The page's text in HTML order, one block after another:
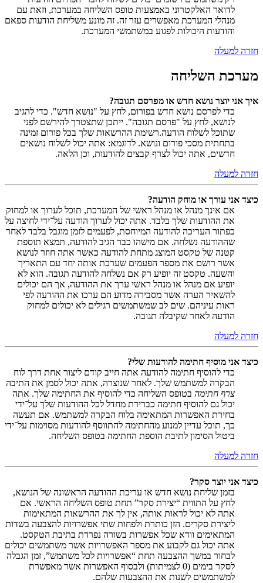
לדואר האלקטרוני באמצעות טופס השליחה במערכת, וזאת עם
מנהלי המערכת מאפשרים עזר זה. זה מונע משליחת הודעות ספאם
והודעות היכולות לפגוע במשתמשי המערכת.
חזרה למעלה
מערכת השליחה
איך אני יוצר נושא חדש או מפרסם תגובה?
כדי לפרסם נושא חדש בפורום, לחץ על "נושא חדש". כדי להגיב
לנושא, לחץ על "פרסם תגובה". ייתכן שתצטרך להירשם לפני
שתוכל לשלוח הודעה.רשימת ההרשאות שלך בכל פורום זמינה
בתחתית מסכי פורום ונושא. לדוגמא: אתה יכול לשלוח נושאים
חדשים, אתה יכול לצרף קבצים להודעות, וכן הלאה.
חזרה למעלה
כיצד אני עורך או מוחק הודעה?
אם אינך מנהל או מנהל ראשי של המערכת, תוכל לערוך או למחוק
את ההודעות שלך בלבד. אתה יכול לערוך הודעה על־ידי לחיצה על
כפתור העריכה להודעה המיוחסת, לפעמים לזמן מוגבל בלבד לאחר
שההודעה נשלחה. אם מישהו כבר הגיב להודעה, תמצא תוספת
קטנה של טקסט המוצג מתחת להודעה כאשר אתה חוזר לנושא
אשר רושם את מספר הפעמים שערכת אותה יחד עם התאריך
והשעה. טקסט זה יופיע רק אם נשלחה להודעה תגובה. הוא לא
יופיע אם מנהל או מנהל ראשי ערך את ההודעה, אך הם יכולים
להשאיר הערה אשר מסבירה מדוע הם ערכו את ההודעה לפי
ראות עיניהם. שים לב שמשתמשים רגילים לא יכולים למחוק
הודעה לאחר שקיבלה תגובה.
חזרה למעלה
כיצד אני מוסיף חתימה להודעות שלי?
כדי להוסיף חתימה להודעה אתה חייב קודם ליצור אחת דרך לוח
הבקרה למשתמש שלך. לאחר שנוצרה, אתה יכול לסמן את התיבה
צרף חתימה בטופס השליחה כדי להוסיף את החתימה שלך. אתה
יכול גם להוסיף חתימה כברירת מחדל לכל ההודעות שלך על־ידי
בחירת האפשרות המתאימה בלוח הבקרה למשתמש. אם תעשה
כך, תוכל עדיין למנוע מהחתימה להתווסף להודעות מסוימות על־ידי
ביטול הסימון לתיבת הוספת החתימה בטופס השליחה.
חזרה למעלה
כיצד אני יוצר סקר?
בזמן שליחת נושא חדש או עריכת ההודעה הראשונה של הנושא,
לחץ על התווית “יצירת סקר” תחת טופס השליחה הראשי. אם
אתה לא יכול לראות אותה, אין לך את ההרשאות המתאימות
ליצירת סקרים. הזן כותרת ולפחות שתי אפשרויות להצבעה בשדות
המתאימים וודא שכל אפשרות בשורה נפרדת בתיבת הטקסט.
אתה יכול גם לקבוע את מספר האפשרויות אשר משתמשים יכולים
לבחור במשך ההצבעה תחת “אפשרויות לכל משתמש”, זמן הגבלה
לסקר בימים (0 לצמיתות) ולבסוף האפשרות אשר מאפשרת
למשתמשים לשנות את ההצבעות שלהם.